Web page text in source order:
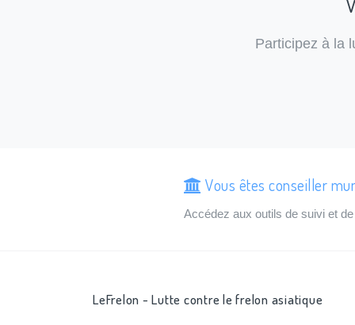
Participez à la
Vous êtes conseiller
Accédez aux outils de suivi et
LeFrelon - Lutte contre le frelon asiatique